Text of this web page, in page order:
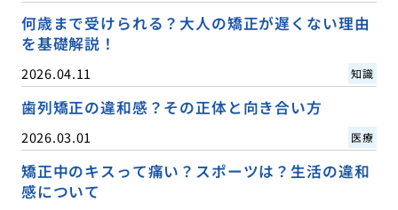
何歳まで受けられる？大人の矯正が遅くない理由
を基礎解説！
2026.04.11 知識
歯列矯正の違和感？その正体と向き合い方
2026.03.01 医療
矯正中のキスって痛い？スポーツは？生活の違和
感について